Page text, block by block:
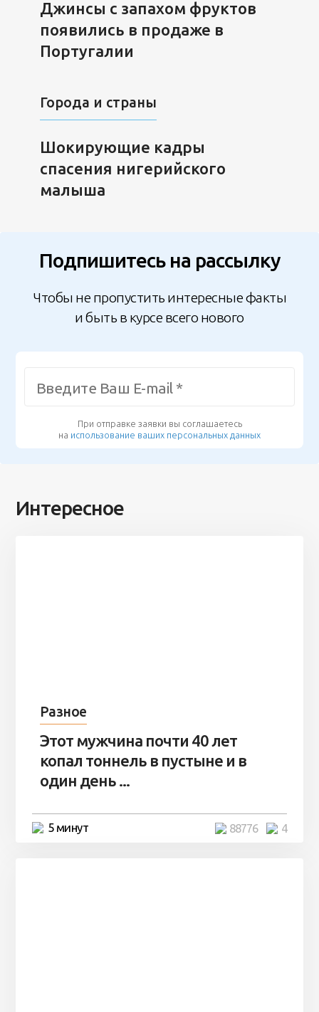
Джинсы с запахом фруктов
появились в продаже в
Португалии
Города и страны
Шокирующие кадры
спасения нигерийского
малыша
Подпишитесь на рассылку
Чтобы не пропустить интересные факты
и быть в курсе всего нового
При отправке заявки вы соглашаетесь
на использование ваших персональных данных
Интересное
Разное
Этот мужчина почти 40 лет
копал тоннель в пустыне и в
один день ...
5 минут 4
88776